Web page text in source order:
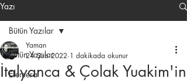
Yazı
Bütün Yazılar
Efemera
Bütün Yazılar
İtalyanca & Çolak Yuakim'in
Yaman
24 Şub 2022 1 dakikada okunur